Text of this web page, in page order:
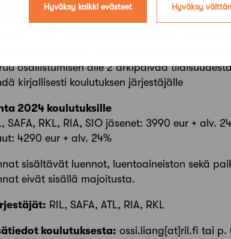
Hyväksy kaikki evästeet Hyväksy
24: Mikäli
eur (+ alv). Mikäli koulutus perutaan 7
Jos osallistuja jättää
osallistumisen alle 2 arkipäivää
kirjallisesti koulutuksen järjestäjälle
2024 koulutuksille
SAFA, RKL, RIA, SIO jäsenet: 3990 eur + alv.
4290 eur + alv. 24%
sisältävät luennot, luentoaineiston sekä
eivät sisällä majoitusta.
RIL, SAFA, ATL, RIA, RKL
koulutuksesta: ossi.liang[at]ril.fi tai p.